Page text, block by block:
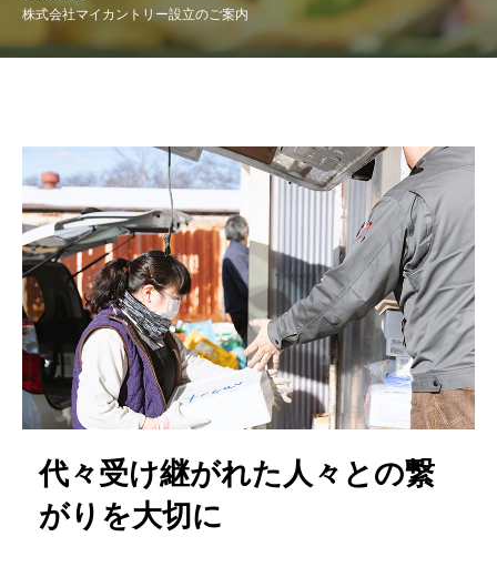
株式会社マイカントリー設立のご案内
代々受け継がれた人々との繋
がりを大切に